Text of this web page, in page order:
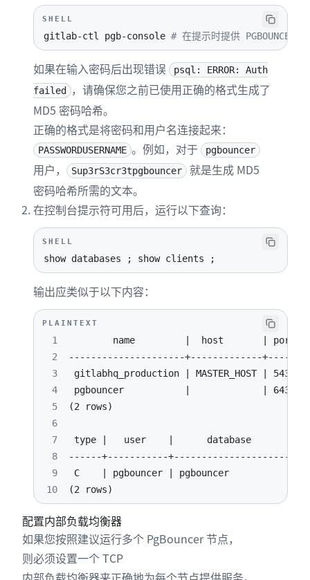
26
consul['configuration'] = {
27
%w(Y.Y.Y.Y
28
}
29
#
30
# 结束用户配置
SHELL
gitlab-ctl pgb-console # 在提示时提供
如果在输入密码后出现错误
psql: ERROR: Auth
failed
，请确保您之前已使用正确的格式生成了
MD5 密码哈希。
正确的格式是将密码和用户名连接起来：
PASSWORDUSERNAME 。例如，对于 pgbouncer
用户， Sup3rS3cr3tpgbouncer
就是生成 MD5
密码哈希所需的文本。
在控制台提示符可用后，运行以下查询：
SHELL
show databases ; show clients ;
输出应类似于以下内容：
PLAINTEXT
1
2
3
4
5
6
7
8
9
10
(2 rows)
配置内部负载均衡器
如果您按照建议运行多个 PgBouncer 节点，
则必须设置一个 TCP